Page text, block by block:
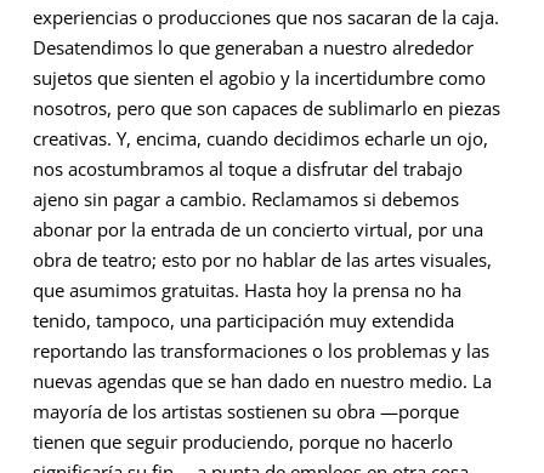
experiencias o producciones que nos sacaran de la caja.
Desatendimos lo que generaban a nuestro alrededor
sujetos que sienten el agobio y la incertidumbre como
nosotros, pero que son capaces de sublimarlo en piezas
creativas. Y, encima, cuando decidimos echarle un ojo,
nos acostumbramos al toque a disfrutar del trabajo
ajeno sin pagar a cambio. Reclamamos si debemos
abonar por la entrada de un concierto virtual, por una
obra de teatro; esto por no hablar de las artes visuales,
que asumimos gratuitas. Hasta hoy la prensa no ha
tenido, tampoco, una participación muy extendida
reportando las transformaciones o los problemas y las
nuevas agendas que se han dado en nuestro medio. La
mayoría de los artistas sostienen su obra —porque
tienen que seguir produciendo, porque no hacerlo